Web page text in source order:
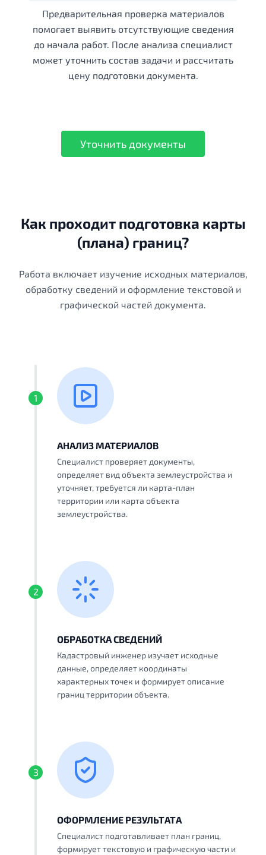
Предварительная проверка материалов
помогает выявить отсутствующие сведения
до начала работ. После анализа специалист
может уточнить состав задачи и рассчитать
цену подготовки документа.
Уточнить документы
Как проходит подготовка карты
(плана) границ?
Работа включает изучение исходных материалов,
обработку сведений и оформление текстовой и
графической частей документа.
1
АНАЛИЗ МАТЕРИАЛОВ
Специалист проверяет документы,
определяет вид объекта землеустройства и
уточняет, требуется ли карта-план
территории или карта объекта
землеустройства.
2
ОБРАБОТКА СВЕДЕНИЙ
Кадастровый инженер изучает исходные
данные, определяет координаты
характерных точек и формирует описание
границ территории объекта.
3
ОФОРМЛЕНИЕ РЕЗУЛЬТАТА
Специалист подготавливает план границ,
формирует текстовую и графическую части и